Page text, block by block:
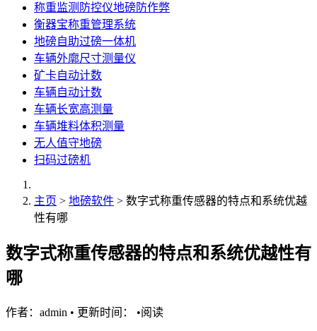
称重监测防控仪地磅防作弊
衡器宝称重管理系统
地磅自助过磅一体机
车辆外廓尺寸测量仪
矿卡自动计数
车辆自动计数
车辆长宽高测量
车辆堆料体积测量
无人值守地磅
扫码过磅机
主页 > 地磅软件 > 数字式称重传感器的特点和系统优越
性有哪
数字式称重传感器的特点和系统优越性有
哪
作者：admin • 更新时间： •阅读